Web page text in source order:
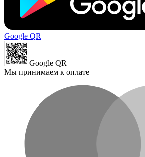
Google QR
Google QR
Мы принимаем к оплате